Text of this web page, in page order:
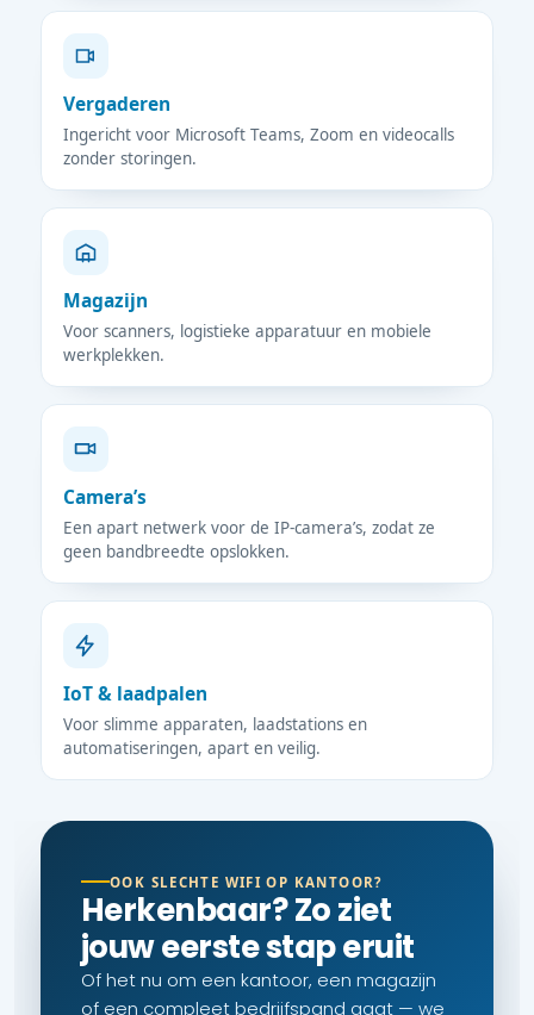
Vergaderen
Ingericht voor Microsoft Teams, Zoom en videocalls
zonder storingen.
Magazijn
Voor scanners, logistieke apparatuur en mobiele
werkplekken.
Camera’s
Een apart netwerk voor de IP-camera’s, zodat ze
geen bandbreedte opslokken.
IoT & laadpalen
Voor slimme apparaten, laadstations en
automatiseringen, apart en veilig.
OOK SLECHTE WIFI OP KANTOOR?
Herkenbaar? Zo ziet
jouw eerste stap eruit
Of het nu om een kantoor, een magazijn
of een compleet bedrijfspand gaat — we